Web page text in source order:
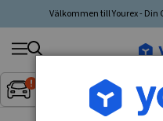
Välkommen till Yourex - Din
Inget fordon
Søg
produkt,
producent,